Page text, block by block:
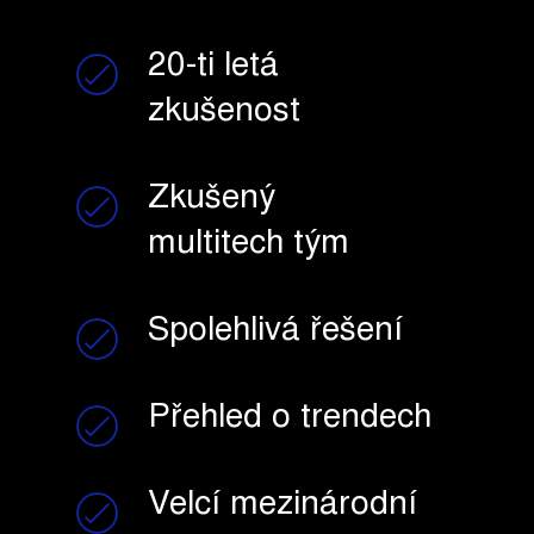
20-ti letá
zkušenost
Zkušený
multitech tým
Spolehlivá řešení
Přehled o trendech
Velcí mezinárodní